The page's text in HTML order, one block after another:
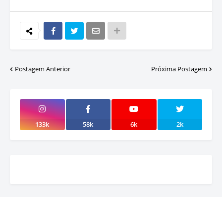
Postagem Anterior Próxima Postagem
133k 58k 6k 2k